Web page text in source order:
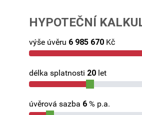
HYPOTEČNÍ
výše úvěru 6 985 670 Kč
délka splatnosti 20 let
úvěrová sazba 6 % p.a.